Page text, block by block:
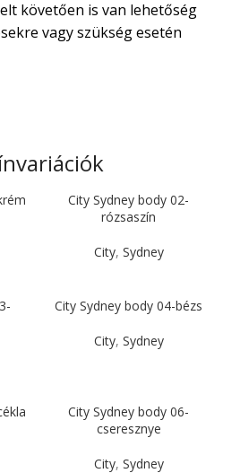
követően is van lehetőség
vagy szükség esetén
City Sydney body 02-
rózsaszín
City, Sydney
City Sydney body 04-bézs
City, Sydney
City Sydney body 06-
cseresznye
City, Sydney